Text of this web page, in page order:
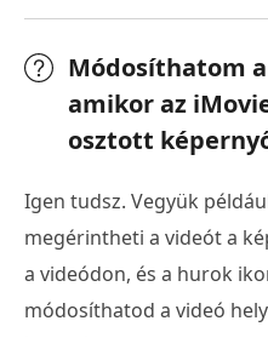
Módosíthatom
amikor az
osztott
Igen tudsz. Vegyük
megérintheti a videót a
a videódon, és a hurok
módosíthatod a videó